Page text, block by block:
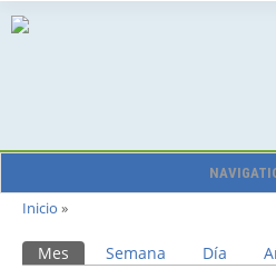
Se encuentra usted aquí
Inicio »
Solapas principales
Mes (solapa activa)
Semana Día